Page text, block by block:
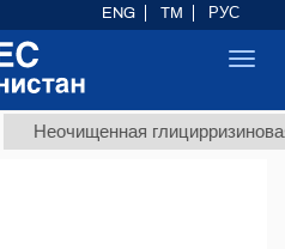
Неочищенная глицирризиновая
ENG TM РУС